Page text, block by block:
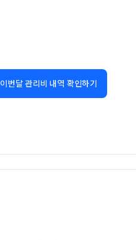
이번달 관리비 내역 확인하기